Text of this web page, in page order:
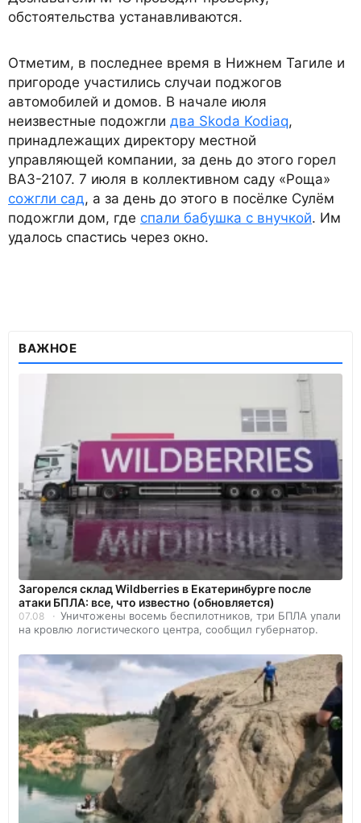
обстоятельства устанавливаются.
Отметим, в последнее время в Нижнем Тагиле и
пригороде участились случаи поджогов
автомобилей и домов. В начале июля
неизвестные подожгли два Skoda Kodiaq,
принадлежащих директору местной
управляющей компании, за день до этого горел
ВАЗ-2107. 7 июля в коллективном саду «Роща»
сожгли сад, а за день до этого в посёлке Сулём
подожгли дом, где спали бабушка с внучкой. Им
удалось спастись через окно.
ВАЖНОЕ
Загорелся склад Wildberries в Екатеринбурге после
атаки БПЛА: все, что известно (обновляется)
07.08
Уничтожены восемь беспилотников, три БПЛА упали
на кровлю логистического центра, сообщил губернатор.